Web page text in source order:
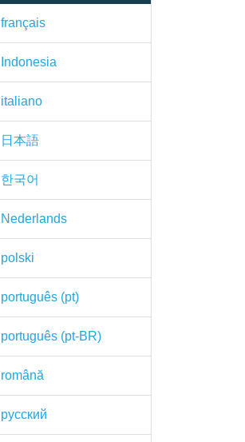
français
Indonesia
italiano
日本語
한국어
Nederlands
polski
português (pt)
português (pt-BR)
română
русский